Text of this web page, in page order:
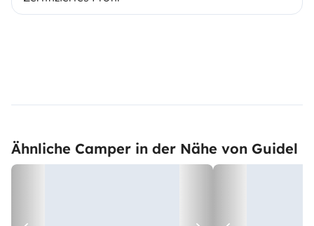
Ähnliche Camper in der Nähe von Guidel